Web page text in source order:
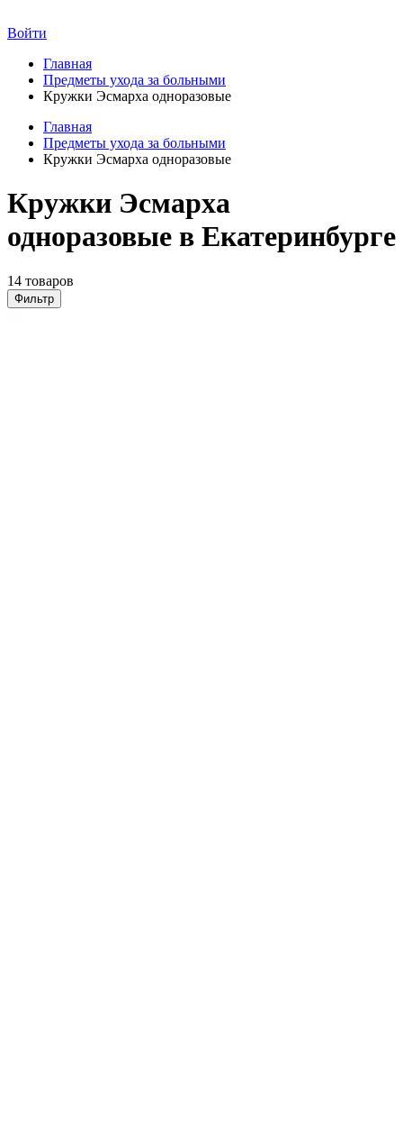
Войти
Главная
Предметы ухода за больными
Кружки Эсмарха одноразовые
Главная
Предметы ухода за больными
Кружки Эсмарха одноразовые
Кружки Эсмарха
одноразовые в Екатеринбурге
14 товаров
Фильтр